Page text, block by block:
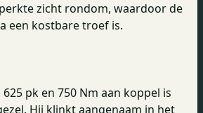
zicht rondom, waardoor de
een kostbare troef is.
pk en 750 Nm aan koppel is
Hij klinkt aangenaam in het